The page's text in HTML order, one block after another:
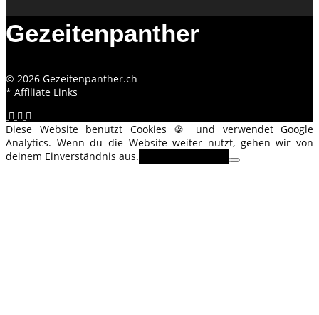
Gezeitenpanther
© 2026 Gezeitenpanther.ch
* Affiliate Links
Diese Website benutzt Cookies 🍪 und verwendet Google
Analytics. Wenn du die Website weiter nutzt, gehen wir von
deinem Einverständnis aus.